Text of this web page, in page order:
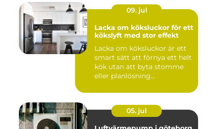
09. jul
Lacka om köksluckor för ett
kökslyft med stor effekt
Lacka om köksluckor är ett
smart sätt att förnya ett helt
kök utan att byta stomme
eller planlösning...
05. jul